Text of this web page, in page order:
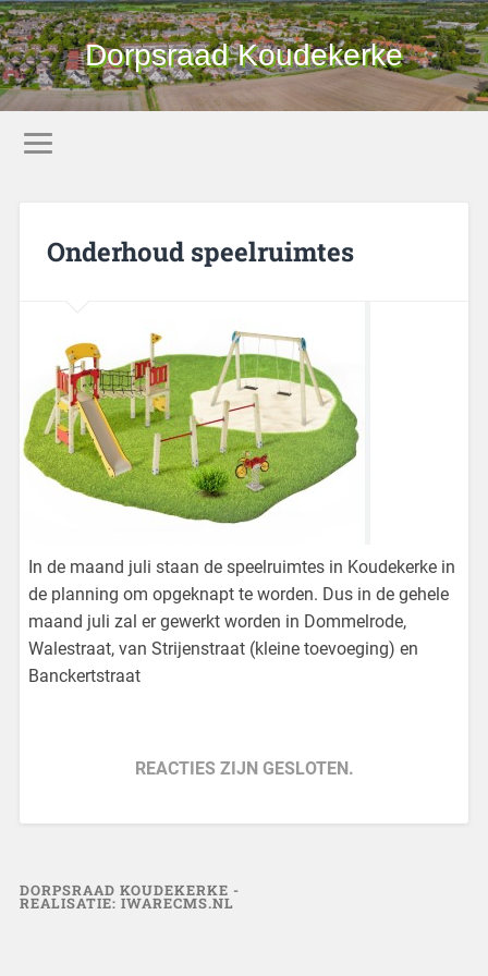
Dorpsraad Koudekerke
Onderhoud speelruimtes
In de maand juli staan de speelruimtes in Koudekerke in
de planning om opgeknapt te worden. Dus in de gehele
maand juli zal er gewerkt worden in Dommelrode,
Walestraat, van Strijenstraat (kleine toevoeging) en
Banckertstraat
REACTIES ZIJN GESLOTEN.